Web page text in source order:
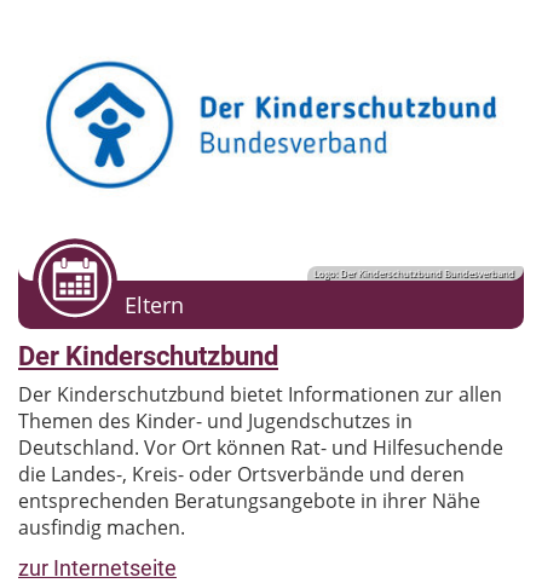
Logo: Der Kinderschutzbund Bundesverband
Eltern
Der Kinderschutzbund
Der Kinderschutzbund bietet Informationen zur allen
Themen des Kinder- und Jugendschutzes in
Deutschland. Vor Ort können Rat- und Hilfesuchende
die Landes-, Kreis- oder Ortsverbände und deren
entsprechenden Beratungsangebote in ihrer Nähe
ausfindig machen.
zur Internetseite